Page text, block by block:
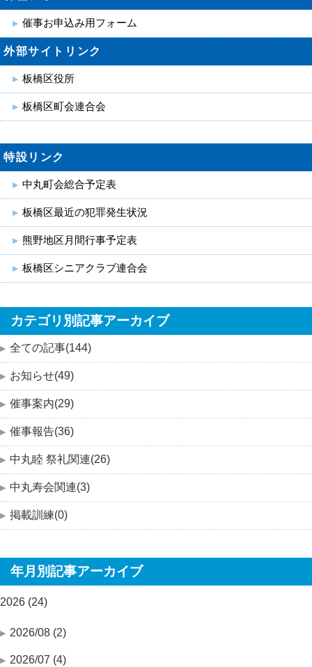
催事お申込み用フォーム
外部サイトリンク
板橋区役所
板橋区町会連合会
特設リンク
中丸町会総合予定表
板橋区最近の犯罪発生状況
熊野地区月間行事予定表
板橋区シニアクラブ連合会
カテゴリ別記事アーカイブ
全ての記事(144)
お知らせ(49)
催事案内(29)
催事報告(36)
中丸睦 祭礼関連(26)
中丸寿会関連(3)
掲載訓練(0)
年月別記事アーカイブ
2026 (24)
2026/08 (2)
2026/07 (4)